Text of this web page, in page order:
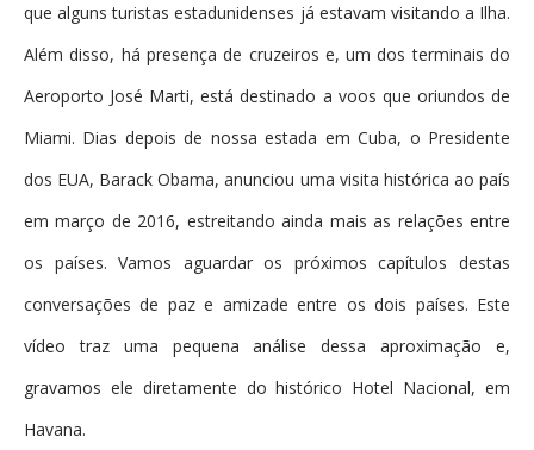
que alguns turistas estadunidenses já estavam visitando a Ilha.
Além disso, há presença de cruzeiros e, um dos terminais do
Aeroporto José Marti, está destinado a voos que oriundos de
Miami. Dias depois de nossa estada em Cuba, o Presidente
dos EUA, Barack Obama, anunciou uma visita histórica ao país
em março de 2016, estreitando ainda mais as relações entre
os países. Vamos aguardar os próximos capítulos destas
conversações de paz e amizade entre os dois países. Este
vídeo traz uma pequena análise dessa aproximação e,
gravamos ele diretamente do histórico Hotel Nacional, em
Havana.